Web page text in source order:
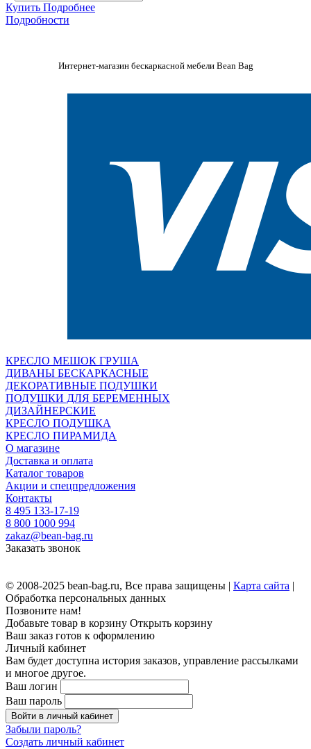
Купить Подробнее
Подробности
Интернет-магазин бескаркасной мебели Bean Bag
КРЕСЛО МЕШОК ГРУША
ДИВАНЫ БЕСКАРКАСНЫЕ
ДЕКОРАТИВНЫЕ ПОДУШКИ
ПОДУШКИ ДЛЯ БЕРЕМЕННЫХ
ДИЗАЙНЕРСКИЕ
КРЕСЛО ПОДУШКА
КРЕСЛО ПИРАМИДА
О магазине
Доставка и оплата
Каталог товаров
Акции и спецпредложения
Контакты
8 495 133-17-19
8 800 1000 994
zakaz@bean-bag.ru
Заказать звонок
© 2008-2025 bean-bag.ru, Все права защищены | Карта сайта |
Обработка персональных данных
Позвоните нам!
Добавьте товар в корзину Открыть корзину
Ваш заказ готов к оформлению
Личный кабинет
Вам будет доступна история заказов, управление рассылками
и многое другое.
Ваш логин
Ваш пароль
Войти в личный кабинет
Забыли пароль?
Создать личный кабинет